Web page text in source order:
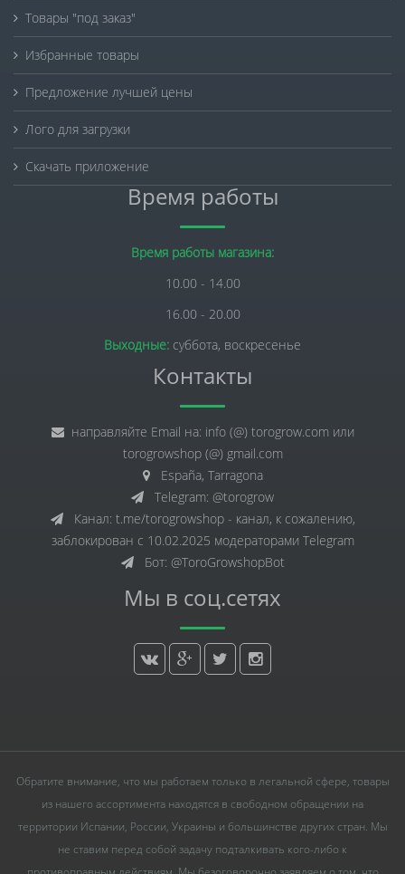
Товары "под заказ"
Избранные товары
Предложение лучшей цены
Лого для загрузки
Скачать приложение
Время работы
Время работы магазина:
10.00 - 14.00
16.00 - 20.00
Выходные: суббота, воскресенье
Контакты
направляйте Email на: info (@) torogrow.com или
torogrowshop (@) gmail.com
España, Tarragona
Telegram: @torogrow
Канал: t.me/torogrowshop - канал, к сожалению,
заблокирован с 10.02.2025 модераторами Telegram
Бот: @ToroGrowshopBot
Мы в соц.сетях
Обратите внимание, что мы работаем только в легальной сфере, товары
из нашего ассортимента находятся в свободном обращении на
территории Испании, России, Украины и большинстве других стран. Мы
не ставим перед собой задачу подталкивать кого-либо к